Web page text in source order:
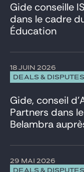
Gide conseille
dans le cadre
Éducation
DEALS & DISPUTES
18 JUIN 2026
Gide, conseil
Partners dans
Belambra
DEALS & DISPUTES
29 MAI 2026